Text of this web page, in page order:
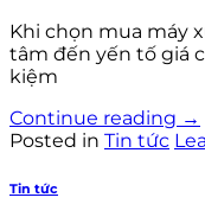
Khi chọn mua máy
tâm đến yến tố giá
kiệm
Continue reading →
Posted in Tin tức
Tin tức